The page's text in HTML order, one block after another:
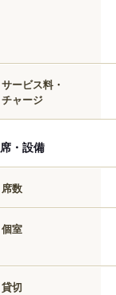
サービス料・
チャージ
席・設備
席数
個室
貸切